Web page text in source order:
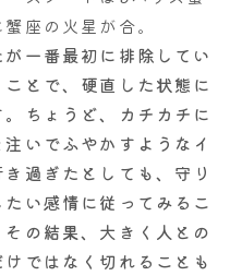
座の火星が合。
一番最初に排除してい
とで、硬直した状態に
ちょうど、カチカチに
いでふやかすようなイ
過ぎたとしても、守り
い感情に従ってみるこ
の結果、大きく人との
ではなく切れることも